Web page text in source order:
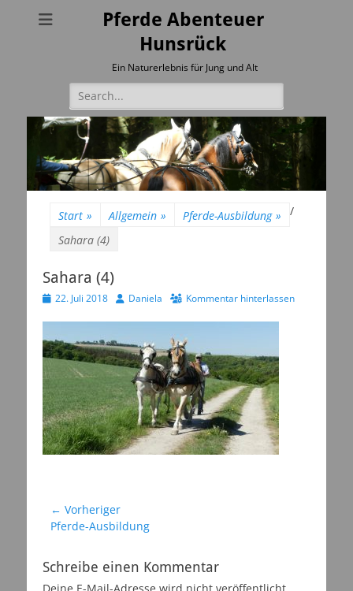
Pferde Abenteuer
Hunsrück
Ein Naturerlebnis für Jung und Alt
Suchen
nach:
Start » Allgemein » /
Pferde-Ausbildung »
Sahara (4)
Sahara (4)
Veröffentlicht
22. Juli 2018 AutorDaniela Kommentar hinterlassen
Beitragsnavigation
← Vorheriger
Vorheriger
Pferde-Ausbildung
Schreibe einen Kommentar